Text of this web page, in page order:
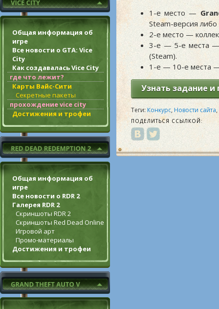
Общая информация об
игре
Все новости о GTA: Vice
City
Как создавалась Vice City
где что лежит?
Карты Вайс-Сити
Секретные пакеты
прохождение vice city
Достижения и трофеи
Общая информация об
игре
Все новости о RDR 2
Галерея RDR 2
Скриншоты RDR 2
Скриншоты Red Dead Online
Игровой арт
Промо-материалы
Достижения и трофеи
1-е место —
Steam-версия
2-е место —
3-е — 5-е места
(Steam).
1-е — 10-е места —
Узнать задание и
Теги: Конкурс,Новости сайта,
ПОДЕЛИТЬСЯ ССЫЛКОЙ: